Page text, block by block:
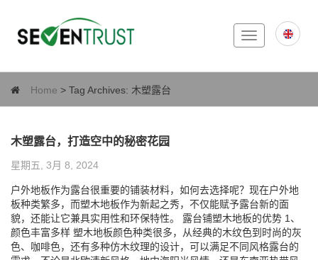
Toggle
navigation
Home > Tag Archives: 木塑露台
木塑露台，打造空中的秘密花园
星期五, 3月 8, 2024
户外地板作为露台很重要的铺装材料，如何去选择呢？现在户外地
板种类繁多，而塑木地板作为新起之秀，不仅能赋予露台新的面
貌，还能让它兼具实用性和环保特性。 露台铺塑木地板的优势 1、
颜色丰富多样 塑木地板颜色种类很多，从经典的木纹色到时尚的灰
色、咖啡色，还有多种仿木纹理的设计，可以满足不同风格露台的